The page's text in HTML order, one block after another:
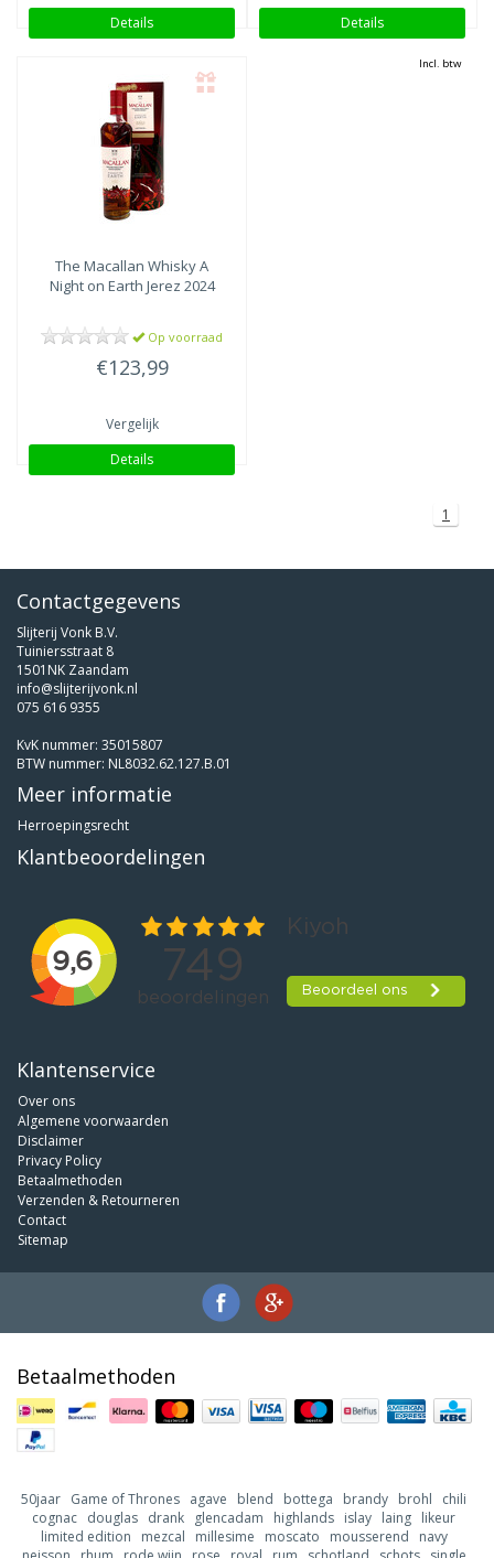
Details
Details
The Macallan Whisky A
Night on Earth Jerez 2024
Op voorraad
€123,99
Vergelijk
Details
Incl. btw
1
Contactgegevens
Slijterij Vonk B.V.
Tuiniersstraat 8
1501NK Zaandam
info@slijterijvonk.nl
075 616 9355
KvK nummer: 35015807
BTW nummer: NL8032.62.127.B.01
Meer informatie
Herroepingsrecht
Klantbeoordelingen
Klantenservice
Over ons
Algemene voorwaarden
Disclaimer
Privacy Policy
Betaalmethoden
Verzenden & Retourneren
Contact
Sitemap
Betaalmethoden
50jaar Game of Thrones agave blend bottega brandy brohl
chili
cognac douglas drank glencadam highlands islay laing likeur
limited edition
mezcal millesime moscato mousserend
navy